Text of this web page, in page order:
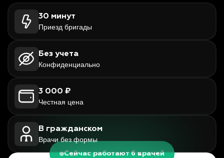
30 минут
Приезд бригады
Без учета
Конфиденциально
3 000 ₽
Честная цена
В гражданском
Врачи без формы
Сейчас работают 6 врачей